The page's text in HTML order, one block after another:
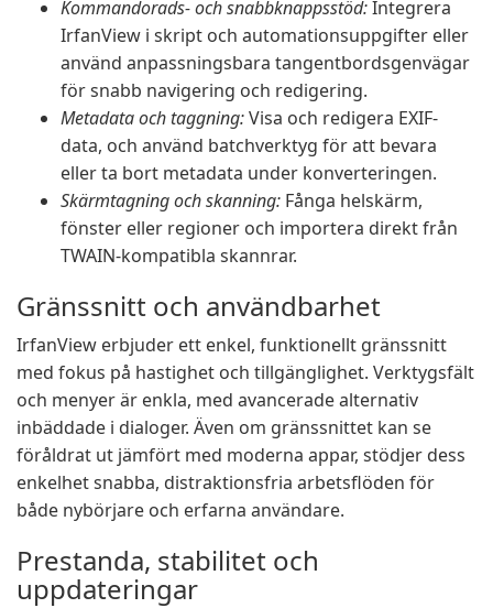
Kommandorads- och snabbknappsstöd:Integrera
IrfanView i skript och automationsuppgifter eller
använd anpassningsbara tangentbordsgenvägar
för snabb navigering och redigering.
Metadata och taggning:Visa och redigera EXIF-
data, och använd batchverktyg för att bevara
eller ta bort metadata under konverteringen.
Skärmtagning och skanning: Fånga helskärm,
fönster eller regioner och importera direkt från
TWAIN-kompatibla skannrar.
Gränssnitt och användbarhet
IrfanView erbjuder ett enkel, funktionellt gränssnitt
med fokus på hastighet och tillgänglighet. Verktygsfält
och menyer är enkla, med avancerade alternativ
inbäddade i dialoger. Även om gränssnittet kan se
föråldrat ut jämfört med moderna appar, stödjer dess
enkelhet snabba, distraktionsfria arbetsflöden för
både nybörjare och erfarna användare.
Prestanda, stabilitet och
uppdateringar